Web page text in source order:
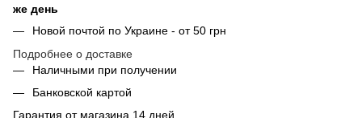
же день
Новой почтой по Украине - от 50 грн
Подробнее о доставке
Наличными при получении
Банковской картой
Гарантия от магазина 14 дней